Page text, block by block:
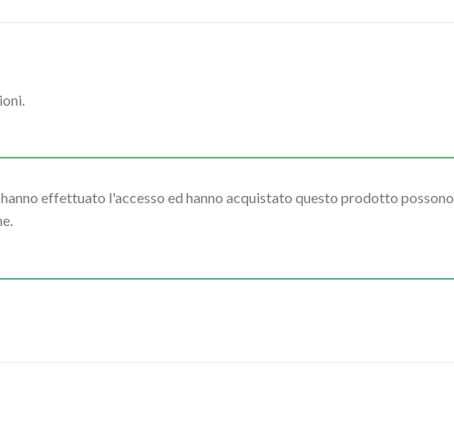
effettuato l'accesso ed hanno acquistato questo prodotto possono